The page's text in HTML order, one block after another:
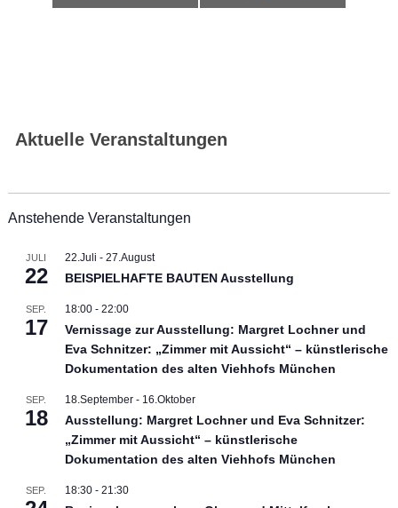
Aktuelle Veranstaltungen
Anstehende Veranstaltungen
JULI
22
22.Juli - 27.August
BEISPIELHAFTE BAUTEN Ausstellung
SEP.
17
18:00- 22:00
Vernissage zur Ausstellung: Margret Lochner und
Eva Schnitzer: „Zimmer mit Aussicht“ – künstlerische
Dokumentation des alten Viehhofs München
SEP.
18
18.September- 16.Oktober
Ausstellung: Margret Lochner und Eva Schnitzer:
„Zimmer mit Aussicht“ – künstlerische
Dokumentation des alten Viehhofs München
SEP. 18:30- 21:30